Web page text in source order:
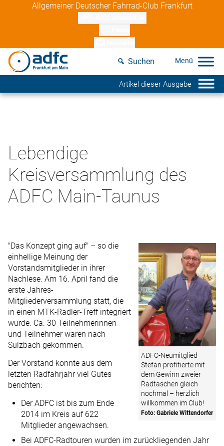
Allgemeiner Deutscher Fahrrad-Club Frankfurt
Suchen
Artikel dieser Ausgabe
Lebendige
Kreisversammlung des
ADFC Main-Taunus
ADFC-Neumitglied
Stefan profitierte mit
dem Gewinn zweier
Radtaschen gleich
nochmal – herzlich
willkommen im Club!
Foto: Gabriele Wittendorfer
"Das Konzept ging auf" – so die
einhellige Meinung der
Vorstandsmitglieder in ihrer
Nachlese. Am 16. April fand die
erste Jahres-
Mitgliederversammlung statt, die
in einen MTK-Radler-Treff integriert
wurde. Ca. 30 Teilnehmerinnen
und Teilnehmer waren nach
Sulzbach gekommen.
Der Vorstand konnte aus dem
letzten Radfahrjahr viel Gutes
berichten:
Der ADFC ist bis zum Ende
2014 im Kreis auf 622
Mitglieder angewachsen.
Bei ADFC-Radtouren wurden im zurückliegenden Jahr